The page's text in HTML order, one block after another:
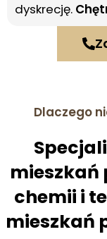
dyskrecję.
Dlaczego
mieszkań
chemii i
mieszkań